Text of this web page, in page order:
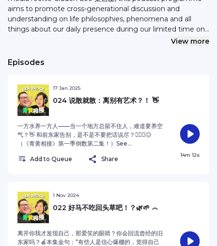
aims to promote cross-generational discussion and
understanding on life philosophies, phenomena and all
things about our daily presence during our limited time on
this planet. Anna and Craden each represents and shares
generation: Anna represents the Baby Boomers and
reconcile varying opinions? Catch Mandarin podcast 青黄相
接 Gen Bridge to find out more, every alternate Friday
starting 03 November 2023, on your favourite podcast
接》这档播客旨在加深对老中青之间的了解、打破时代鸿沟，促进
跨时代交流与理解。两名主持针对现代生活的现象或概念真心分享
与侃侃而谈。资深媒体人安娜作熟龄派的代表，传媒菜鸟居磊则为
年轻派发声，两人每期针对生活理念或现象发表见解与讨论。两代
3日起，每两个星期五一集，锁定各大音频播客串流平台，让我们青
黄相接！
View more
Episodes
17 Jan 2025
024 说散就散：离别有艺术？！ 👋
一方水养一方人——当一个地方总留不住人，难道要养空
气？👋 和前东家告别，是不是不要把话说尽？🧏🏻‍♂️😊
（《青黄相接》第一季倒数第二集！）See
Add to Queue
Share
14m 12s
1 Nov 2024
022 好马不吃回头草吧！？🌿🌱 ෴
离开你我才发现自己，那爱笑的眼睛？你会回流曾经的旧
东家吗？🍎本集金句：“有些人是信心爆棚的，觉得自己